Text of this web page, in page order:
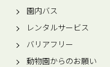
園内バス
レンタルサービス
バリアフリー
動物園からのお願い